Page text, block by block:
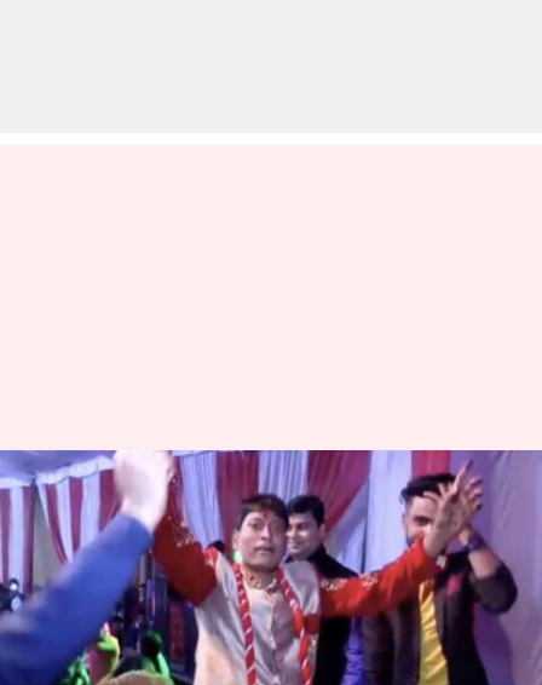
उत्तर प्रदेश: दूल्हे का नागिन डांस
देखकर भड़की दुल्हन, किया शादी से
इनकार
लेखन Nov 11, 2019 07:52 pm
क्या है खबर?